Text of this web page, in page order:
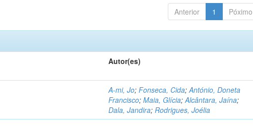
Anterior 1 Póximo
Autor(es)
A-mi, Jo;Fonseca, Cida;António, Doneta
Francisco;Maia, Glícia;Alcântara, Jaína;
Dala, Jandira;Rodrigues, Joélia